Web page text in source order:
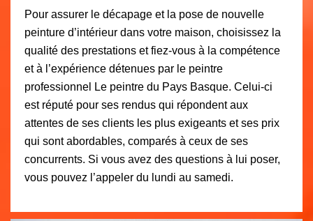
Pour assurer le décapage et la pose de nouvelle
peinture d’intérieur dans votre maison, choisissez la
qualité des prestations et fiez-vous à la compétence
et à l’expérience détenues par le peintre
professionnel Le peintre du Pays Basque. Celui-ci
est réputé pour ses rendus qui répondent aux
attentes de ses clients les plus exigeants et ses prix
qui sont abordables, comparés à ceux de ses
concurrents. Si vous avez des questions à lui poser,
vous pouvez l’appeler du lundi au samedi.